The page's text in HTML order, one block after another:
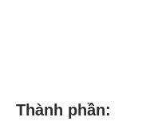
Thành phần: